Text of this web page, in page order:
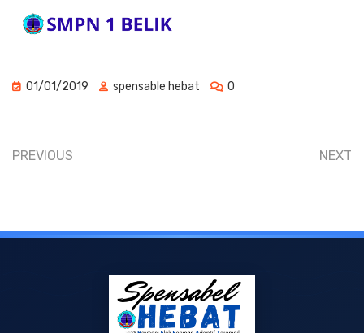
01/01/2019 spensable hebat 0
PREVIOUS NEXT